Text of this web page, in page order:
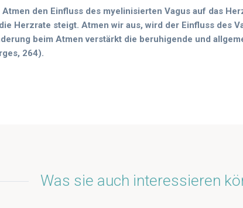
Atmen den Einfluss des myelinisierten Vagus auf das
Herzrate steigt. Atmen wir aus, wird der Einfluss des
beim Atmen verstärkt die beruhigende und
264).
Was sie auch interessieren